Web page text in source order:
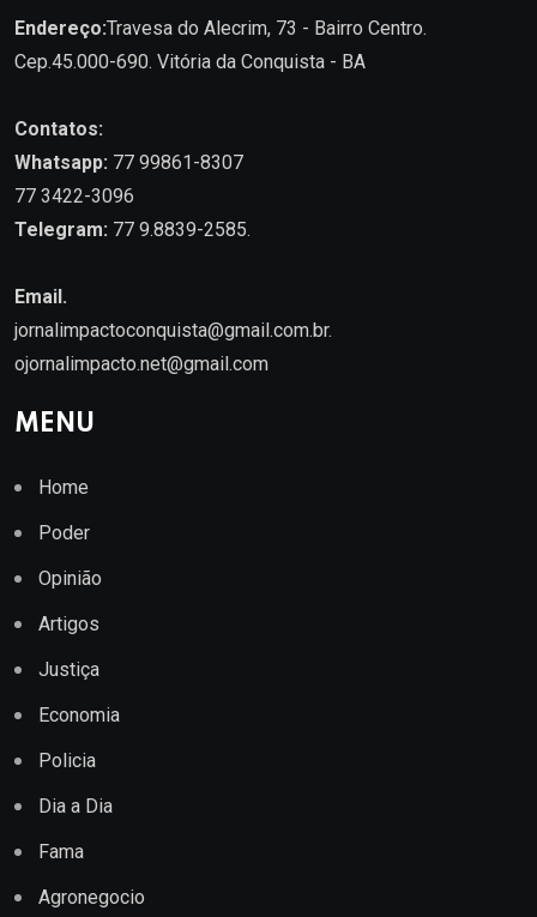
Endereço:Travesa do Alecrim, 73 - Bairro Centro.
Cep.45.000-690. Vitória da Conquista - BA
Contatos:
Whatsapp: 77 99861-8307
77 3422-3096
Telegram: 77 9.8839-2585.
Email.
jornalimpactoconquista@gmail.com.br.
ojornalimpacto.net@gmail.com
MENU
Home
Poder
Opinião
Artigos
Justiça
Economia
Policia
Dia a Dia
Fama
Agronegocio